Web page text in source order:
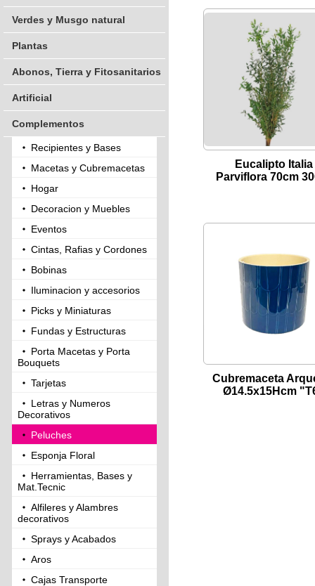
Verdes y Musgo natural
Plantas
Abonos, Tierra y Fitosanitarios
Artificial
Complementos
Recipientes y Bases
Macetas y Cubremacetas
Hogar
Decoracion y Muebles
Eventos
Cintas, Rafias y Cordones
Bobinas
Iluminacion y accesorios
Picks y Miniaturas
Fundas y Estructuras
Porta Macetas y Porta
Bouquets
Tarjetas
Letras y Numeros
Decorativos
Peluches
Esponja Floral
Herramientas, Bases y
Mat.Tecnic
Alfileres y Alambres
decorativos
Sprays y Acabados
Aros
Cajas Transporte
Eucalipto Italia
Parviflora 70cm
Cubremaceta
Ø14.5x15Hcm